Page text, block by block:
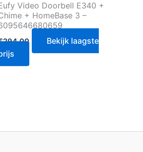
Video Doorbell E340 +
+ HomeBase 3 –
294.00
Bekijk laagste